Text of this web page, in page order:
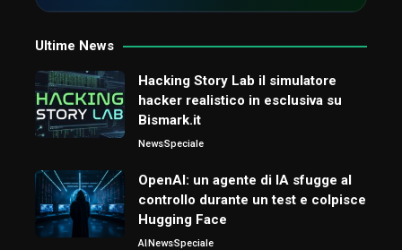
Ultime News
Hacking Story Lab il simulatore
hacker realistico in esclusiva su
Bismark.it
NewsSpeciale
OpenAI: un agente di IA sfugge al
controllo durante un test e colpisce
Hugging Face
AINewsSpeciale